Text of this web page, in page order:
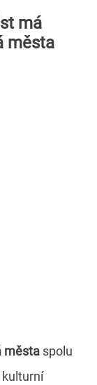
má
města
města spolu